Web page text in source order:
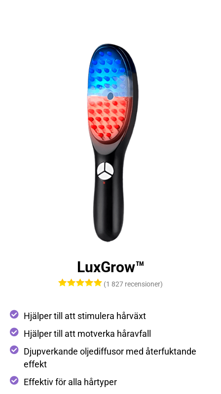
LuxGrow™
(1 827 recensioner)
Hjälper till att stimulera hårväxt
Hjälper till att motverka håravfall
Djupverkande oljediffusor med återfuktande
effekt
Effektiv för alla hårtyper